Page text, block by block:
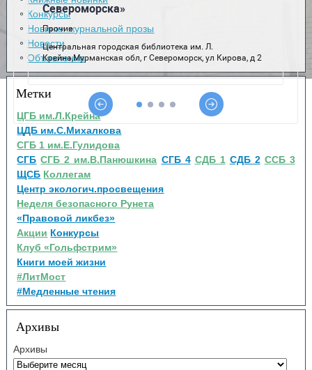
Конкурсы
Новинки журнальной прозы
Новости
Объявления
Метки
ЦГБ им.Л.Крейна
ЦДБ им.С.Михалкова
СГБ 1 им.Е.Гулидова
СГБ СГБ 2 им.В.Панюшкина СГБ 4 СДБ 1 СДБ 2 ССБ 3
ЩСБ Коллегам
Центр экологич.просвещения
Неделя безопасного Рунета
«Правовой ликбез»
Акции Конкурсы
Клуб «Гольфстрим»
Книги моей жизни
#ЛитМост
#Медленные чтения
Архивы
Архивы